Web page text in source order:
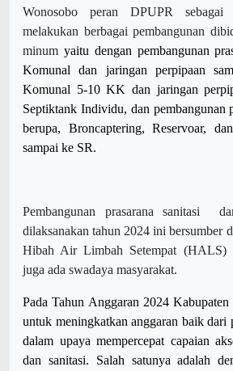
Wonosobo peran DPUPR
melakukan berbagai pembangunan
minum yaitu dengan pembangunan
Komunal dan jaringan perpipaan
Komunal 5-10 KK dan jaringan
Septiktank Individu, dan pembangunan
berupa, Broncaptering, Reservoar,
sampai ke SR.
Pembangunan prasarana sanitasi
dilaksanakan tahun 2024 ini bersumber
Hibah Air Limbah Setempat (HALS)
juga ada swadaya masyarakat.
Pada Tahun Anggaran 2024
untuk meningkatkan anggaran baik dari
dalam upaya mempercepat capaian
dan sanitasi. Salah satunya adalah